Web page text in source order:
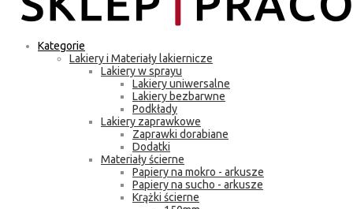
Kategorie
Lakiery i Materiały lakiernicze
Lakiery w sprayu
Lakiery uniwersalne
Lakiery bezbarwne
Podkłady
Lakiery zaprawkowe
Zaprawki dorabiane
Dodatki
Materiały ścierne
Papiery na mokro - arkusze
Papiery na sucho - arkusze
Krążki ścierne